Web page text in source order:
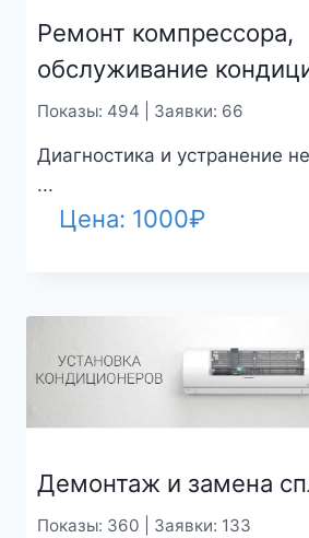
Ремонт компрессора,
обслуживание
Показы: 494 | Заявки: 66
Диагностика и устранение
...
Цена: 1000₽
Демонтаж и замена
Показы: 360 | Заявки: 133